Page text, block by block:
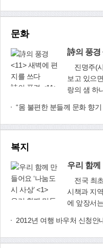
형님 부부
동)
10년 넘게
을 길거리
내리막이
터 주문이
많아졌다.
아티스에
있다.올해
가한 20억
직원도 올
늘릴 계획
전도 구상
한 공장(약
와 인근 북
지역에 새
만 자금이
해 놓고 답
가 참여하
영어를 원
는 농구를
스포츠 영
아하고 싫
육의 답이
‘스포츠 카
와 관련된
잘 가르치
영어학원에
게 다른 아
다. 그리고
정을 하는
것은 절대
사람은 각
마다 강하
고난 지능
에 소질을
그리거나
를 배우는
문화
詩의 풍경
詩의 풍경 <11>
쓰다
보고 있으
랑의 샘 하
진 인간의
그 시각에
익히기 시
사랑한
지〉 부
소리일까.
어서던 신
음이 풀잎
스위치 옆
“몸 불편한 분들께 문화 향기
복지
우리 함께
우리 함께 만들
사상’ <1>
시책과 지
에 앞장서
서비스 ‘1
끈을 이어
2012년 여행 바우처 신청안